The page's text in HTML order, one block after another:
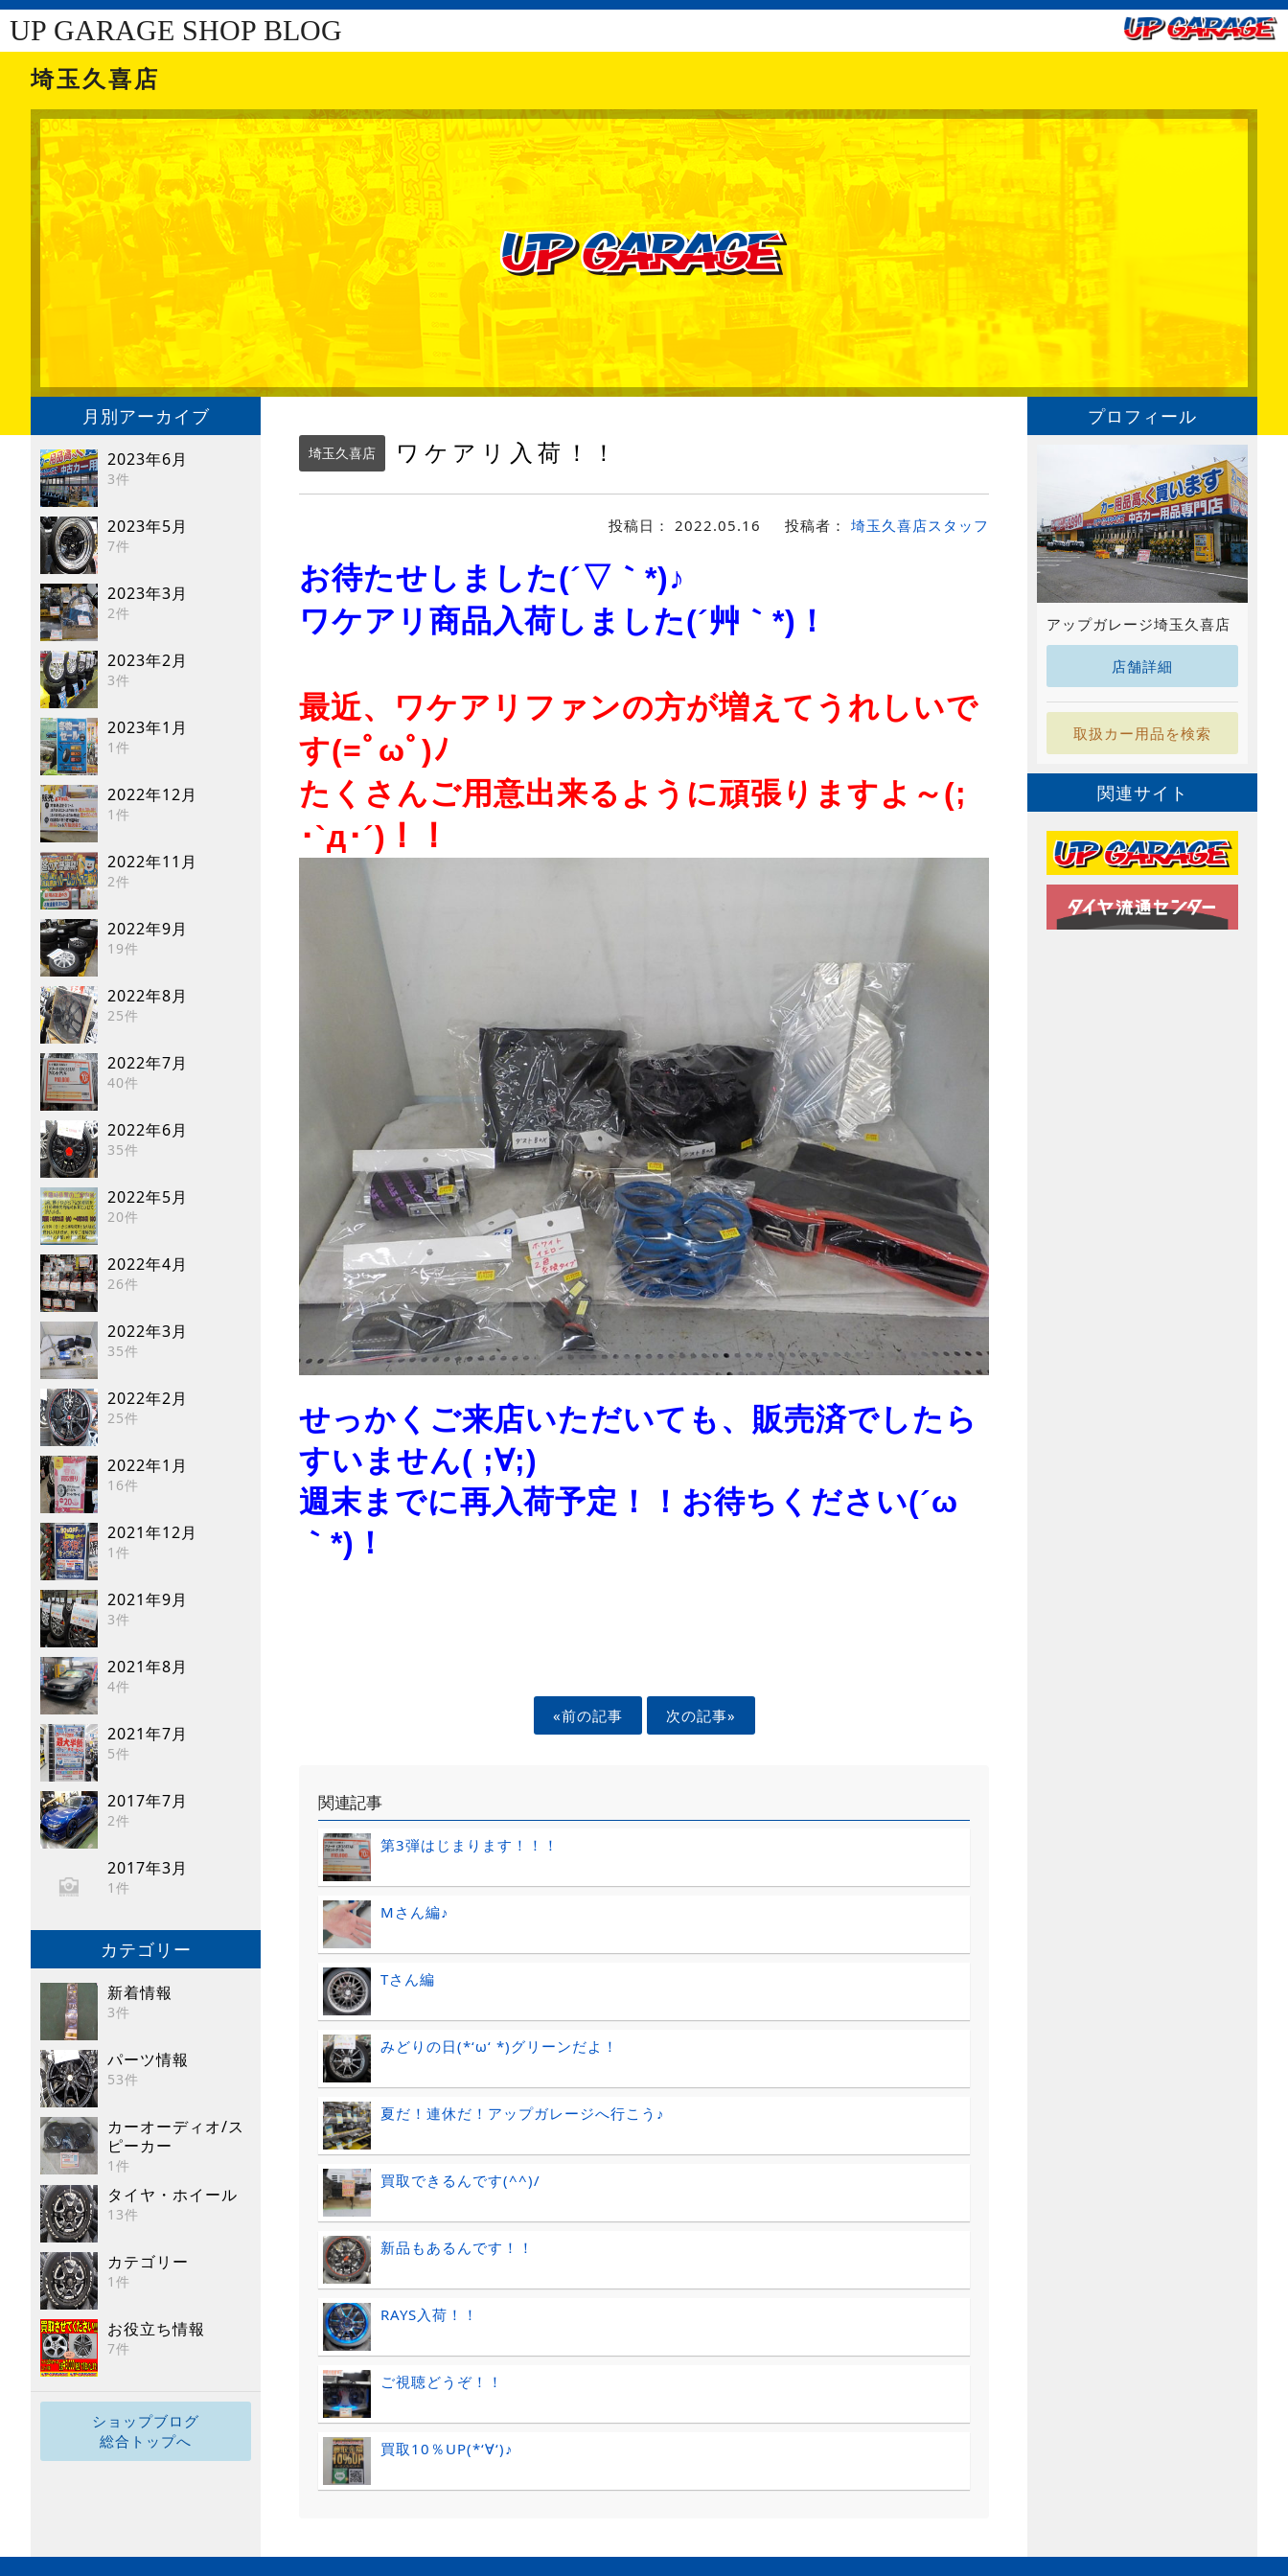
UP GARAGE SHOP BLOG
埼玉久喜店
月別アーカイブ
2023年6月
3件
2023年5月
7件
2023年3月
2件
2023年2月
3件
2023年1月
1件
2022年12月
1件
2022年11月
2件
2022年9月
19件
2022年8月
25件
2022年7月
40件
2022年6月
35件
2022年5月
20件
2022年4月
26件
2022年3月
35件
2022年2月
25件
2022年1月
16件
2021年12月
1件
2021年9月
3件
2021年8月
4件
2021年7月
5件
2017年7月
2件
2017年3月
1件
カテゴリー
新着情報
3件
パーツ情報
53件
カーオーディオ/ス
ピーカー
1件
タイヤ・ホイール
13件
カテゴリー
1件
お役立ち情報
7件
ショップブログ
総合トップへ
埼玉久喜店 ワケアリ入荷！！
投稿日： 2022.05.16 投稿者： 埼玉久喜店スタッフ
お待たせしました(´▽｀*)♪
ワケアリ商品入荷しました(´艸｀*)！
最近、ワケアリファンの方が増えてうれしいで
す(=ﾟωﾟ)ﾉ
たくさんご用意出来るように頑張りますよ～(;
･`д･´)！！
せっかくご来店いただいても、販売済でしたら
すいません( ;∀;)
週末までに再入荷予定！！お待ちください(´ω
｀*)！
«前の記事 次の記事»
関連記事
第3弾はじまります！！！
Mさん編♪
Tさん編
みどりの日(*‘ω‘ *)グリーンだよ！
夏だ！連休だ！アップガレージへ行こう♪
買取できるんです(^^)/
新品もあるんです！！
RAYS入荷！！
ご視聴どうぞ！！
買取10％UP(*‘∀‘)♪
プロフィール
アップガレージ埼玉久喜店
店舗詳細
取扱カー用品を検索
関連サイト